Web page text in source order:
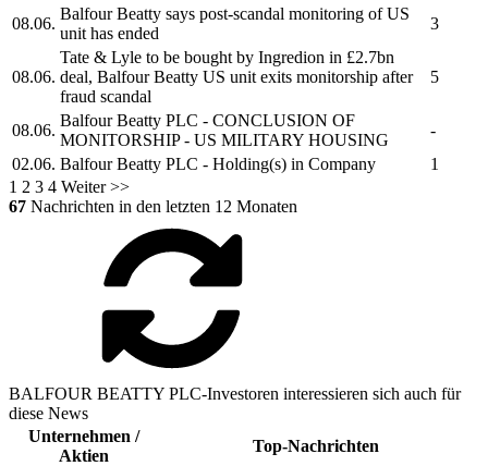
08.06.
Balfour Beatty says post-scandal monitoring of US
unit has ended
3
08.06.
Tate & Lyle to be bought by Ingredion in £2.7bn
deal, Balfour Beatty US unit exits monitorship after
fraud scandal
5
08.06.
Balfour Beatty PLC - CONCLUSION OF
MONITORSHIP - US MILITARY HOUSING
-
02.06. Balfour Beatty PLC - Holding(s) in Company
1
1 2 3 4 Weiter >>
67 Nachrichten in den letzten 12 Monaten
BALFOUR BEATTY PLC-Investoren interessieren sich auch für
diese News
Unternehmen /
Aktien
Top-Nachrichten